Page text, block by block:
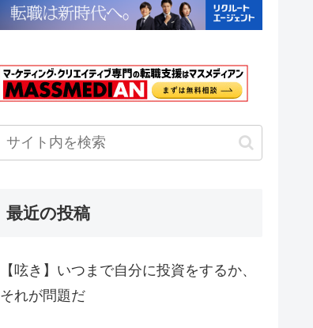
最近の投稿
【呟き】いつまで自分に投資をするか、
それが問題だ